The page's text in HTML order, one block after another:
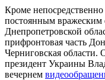
Кроме
постоянным вражеским
Днепропетровской
прифронтовая часть
Черниговская области.
президент Украины
вечернем